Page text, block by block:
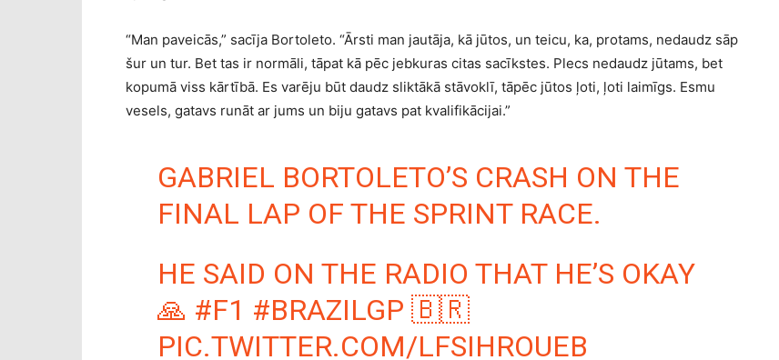
“Man paveicās,” sacīja Bortoleto. “Ārsti man jautāja, kā jūtos, un teicu, ka, protams, nedaudz sāp
šur un tur. Bet tas ir normāli, tāpat kā pēc jebkuras citas sacīkstes. Plecs nedaudz jūtams, bet
kopumā viss kārtībā. Es varēju būt daudz sliktākā stāvoklī, tāpēc jūtos ļoti, ļoti laimīgs. Esmu
vesels, gatavs runāt ar jums un biju gatavs pat kvalifikācijai.”
GABRIEL BORTOLETO’S CRASH ON THE
FINAL LAP OF THE SPRINT RACE.
HE SAID ON THE RADIO THAT HE’S OKAY
🙏 #F1 #BRAZILGP 🇧🇷
PIC.TWITTER.COM/LFSIHROUEB